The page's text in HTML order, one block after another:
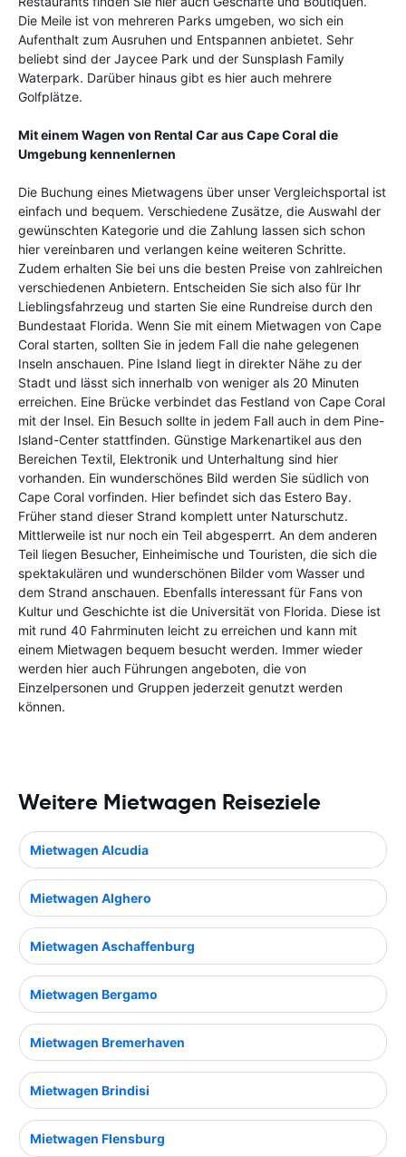
Die Meile ist von mehreren Parks umgeben, wo sich ein
Aufenthalt zum Ausruhen und Entspannen anbietet. Sehr
beliebt sind der Jaycee Park und der Sunsplash Family
Waterpark. Darüber hinaus gibt es hier auch mehrere
Golfplätze.
Mit einem Wagen von Rental Car aus Cape Coral die
Umgebung kennenlernen
Die Buchung eines Mietwagens über unser Vergleichsportal ist
einfach und bequem. Verschiedene Zusätze, die Auswahl der
gewünschten Kategorie und die Zahlung lassen sich schon
hier vereinbaren und verlangen keine weiteren Schritte.
Zudem erhalten Sie bei uns die besten Preise von zahlreichen
verschiedenen Anbietern. Entscheiden Sie sich also für Ihr
Lieblingsfahrzeug und starten Sie eine Rundreise durch den
Bundestaat Florida. Wenn Sie mit einem Mietwagen von Cape
Coral starten, sollten Sie in jedem Fall die nahe gelegenen
Inseln anschauen. Pine Island liegt in direkter Nähe zu der
Stadt und lässt sich innerhalb von weniger als 20 Minuten
erreichen. Eine Brücke verbindet das Festland von Cape Coral
mit der Insel. Ein Besuch sollte in jedem Fall auch in dem Pine-
Island-Center stattfinden. Günstige Markenartikel aus den
Bereichen Textil, Elektronik und Unterhaltung sind hier
vorhanden. Ein wunderschönes Bild werden Sie südlich von
Cape Coral vorfinden. Hier befindet sich das Estero Bay.
Früher stand dieser Strand komplett unter Naturschutz.
Mittlerweile ist nur noch ein Teil abgesperrt. An dem anderen
Teil liegen Besucher, Einheimische und Touristen, die sich die
spektakulären und wunderschönen Bilder vom Wasser und
dem Strand anschauen. Ebenfalls interessant für Fans von
Kultur und Geschichte ist die Universität von Florida. Diese ist
mit rund 40 Fahrminuten leicht zu erreichen und kann mit
einem Mietwagen bequem besucht werden. Immer wieder
werden hier auch Führungen angeboten, die von
Einzelpersonen und Gruppen jederzeit genutzt werden
können.
Weitere Mietwagen Reiseziele
Mietwagen Alcudia
Mietwagen Alghero
Mietwagen Aschaffenburg
Mietwagen Bergamo
Mietwagen Bremerhaven
Mietwagen Brindisi
Mietwagen Flensburg